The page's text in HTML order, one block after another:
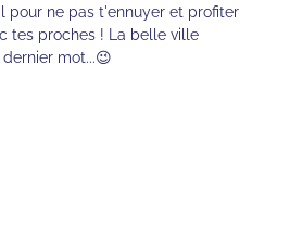
pour ne pas t'ennuyer et profiter
tes proches ! La belle ville
mot...😉